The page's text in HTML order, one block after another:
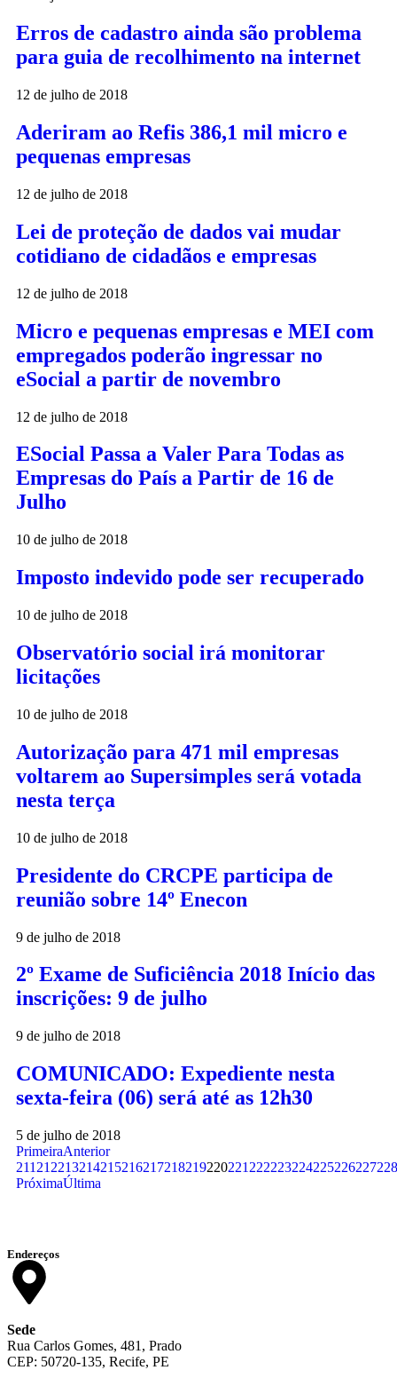
Erros de cadastro ainda são problema
para guia de recolhimento na internet
12 de julho de 2018
Aderiram ao Refis 386,1 mil micro e
pequenas empresas
12 de julho de 2018
Lei de proteção de dados vai mudar
cotidiano de cidadãos e empresas
12 de julho de 2018
Micro e pequenas empresas e MEI com
empregados poderão ingressar no
eSocial a partir de novembro
12 de julho de 2018
ESocial Passa a Valer Para Todas as
Empresas do País a Partir de 16 de
Julho
10 de julho de 2018
Imposto indevido pode ser recuperado
10 de julho de 2018
Observatório social irá monitorar
licitações
10 de julho de 2018
Autorização para 471 mil empresas
voltarem ao Supersimples será votada
nesta terça
10 de julho de 2018
Presidente do CRCPE participa de
reunião sobre 14º Enecon
9 de julho de 2018
2º Exame de Suficiência 2018 Início das
inscrições: 9 de julho
9 de julho de 2018
COMUNICADO: Expediente nesta
sexta-feira (06) será até as 12h30
5 de julho de 2018
PrimeiraAnterior
211 212213214215216217218219220221 222223224225226227228
PróximaÚltima
Endereços
Sede
Rua Carlos Gomes, 481, Prado
CEP: 50720-135, Recife, PE